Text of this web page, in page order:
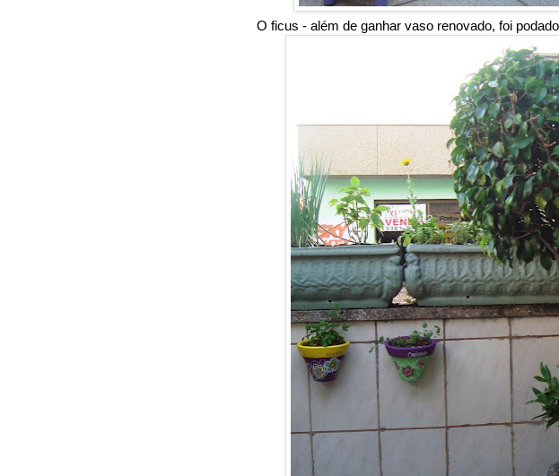
O ficus - além de ganhar vaso renovado, foi